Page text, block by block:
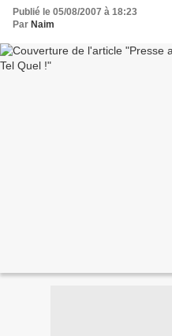
Publié le 05/08/2007 à 18:23
Par Naim